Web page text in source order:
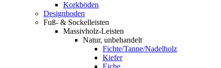
Korkböden
Designboden
Fuß- & Sockelleisten
Massivholz-Leisten
Natur, unbehandelt
Fichte/Tanne/Nadelholz
Kiefer
Eiche